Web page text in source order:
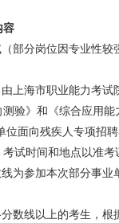
容
分岗位因专业性较
海市职业能力考试
验》和《综合应用
位面向残疾人专项招
试时间和地点以准考
参加本次部分事业
线以上的考生，根